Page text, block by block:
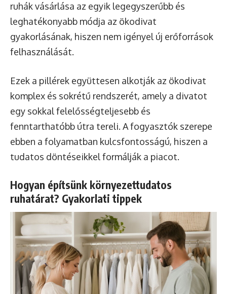
ruhák vásárlása az egyik legegyszerűbb és
leghatékonyabb módja az ökodivat
gyakorlásának, hiszen nem igényel új erőforrások
felhasználását.
Ezek a pillérek együttesen alkotják az ökodivat
komplex és sokrétű rendszerét, amely a divatot
egy sokkal felelősségteljesebb és
fenntarthatóbb útra tereli. A fogyasztók szerepe
ebben a folyamatban kulcsfontosságú, hiszen a
tudatos döntéseikkel formálják a piacot.
Hogyan építsünk környezettudatos
ruhatárat? Gyakorlati tippek